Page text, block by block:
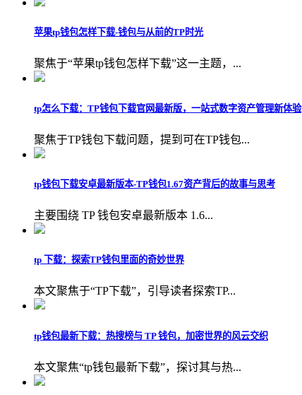
苹果tp钱包怎样下载-钱包与从前的TP时光
聚焦于“苹果tp钱包怎样下载”这一主题，...
tp怎么下载：TP钱包下载官网最新版，一站式数字资产管理新体验
聚焦于TP钱包下载问题，提到可在TP钱包...
tp钱包下载安卓最新版本-TP钱包1.67资产背后的故事与思考
主要围绕 TP 钱包安卓最新版本 1.6...
tp 下载：探索TP钱包里面的奇妙世界
本文聚焦于“TP下载”，引导读者探索TP...
tp钱包最新下载：热搜榜与 TP 钱包，加密世界的风云交织
本文聚焦“tp钱包最新下载”，探讨其与热...